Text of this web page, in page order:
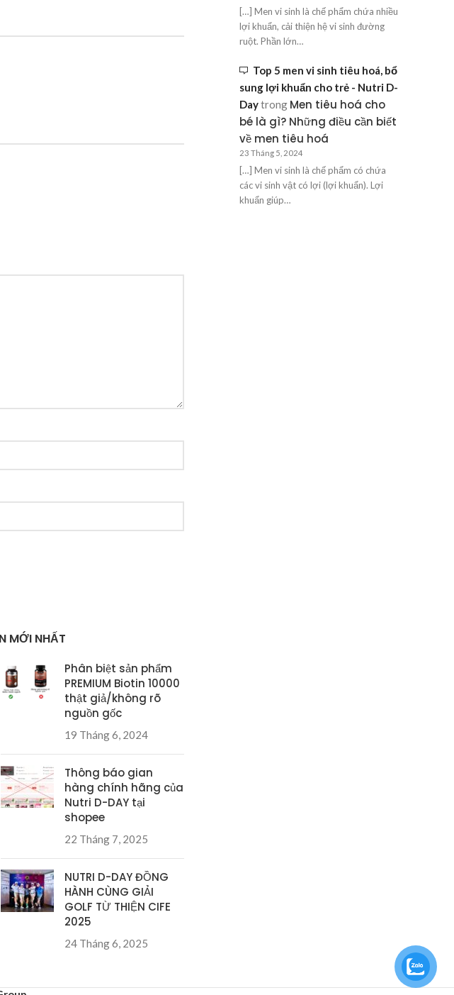
[…] Men vi sinh là chế phẩm chứa nhiều
lợi khuẩn, cải thiện hệ vi sinh đường
ruột. Phần lớn…
Top 5 men vi sinh tiêu hoá, bổ
sung lợi khuẩn cho trẻ - Nutri D-
Daytrong Men tiêu hoá cho
bé là gì? Những điều cần biết
về men tiêu hoá
23 Tháng 5, 2024
[…] Men vi sinh là chế phẩm có chứa
các vi sinh vật có lợi (lợi khuẩn). Lợi
khuẩn giúp…
MỚI NHẤT
Phân biệt sản phẩm
PREMIUM Biotin 10000
thật giả/không rõ
nguồn gốc
19 Tháng 6, 2024
Thông báo gian
hàng chính hãng của
Nutri D-DAY tại
shopee
22 Tháng 7, 2025
NUTRI D-DAY ĐỒNG
HÀNH CÙNG GIẢI
GOLF TỪ THIỆN CIFE
2025
24 Tháng 6, 2025